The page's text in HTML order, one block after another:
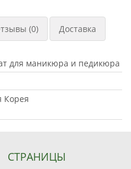
(0) Доставка
для маникюра и педикюра
СТРАНИЦЫ